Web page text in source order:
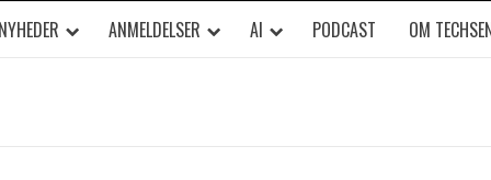
NYHEDER ANMELDELSER AI PODCAST OM